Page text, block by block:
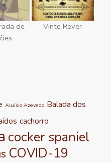
de
Vinte Rever
Aluísio Azevedo Balada dos
cachorro
cocker spaniel
COVID-19